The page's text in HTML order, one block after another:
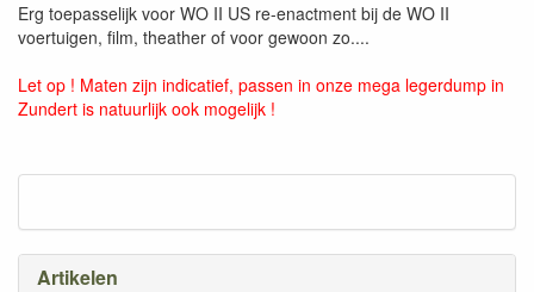
Artikelen
Erg toepasselijk voor WO II US re-enactment bij de WO II
voertuigen, film, theather of voor gewoon zo....
Let op ! Maten zijn indicatief, passen in onze mega legerdump in
Zundert is natuurlijk ook mogelijk !